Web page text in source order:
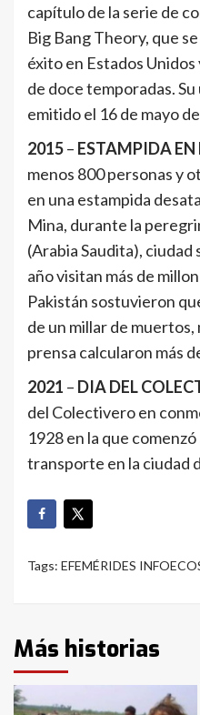
capítulo de la serie de
Big Bang Theory, que
éxito en Estados
de doce temporadas.
emitido el 16 de mayo
2015– ESTAMPIDA EN
menos 800 personas y
en una estampida
Mina, durante la
(Arabia Saudita), ciudad
año visitan más de
Pakistán sostuvieron
de un millar de
prensa calcularon más
2021 – DIA DEL
del Colectivero en
1928 en la que
transporte en la ciudad
Tags: EFEMÉRIDES
Más historias